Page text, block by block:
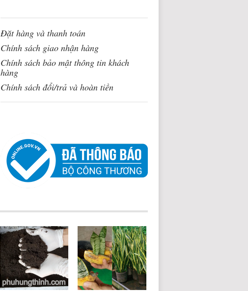
Đặt hàng và thanh toán
Chính sách giao nhận hàng
Chính sách bảo mật thông tin khách
hàng
Chính sách đổi/trả và hoàn tiền